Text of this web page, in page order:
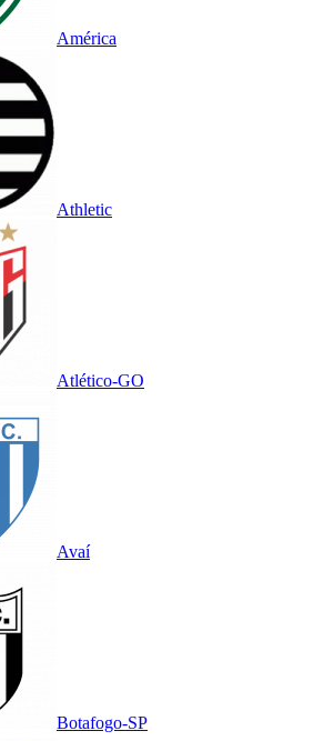
América
Athletic
Atlético-GO
Avaí
Botafogo-SP